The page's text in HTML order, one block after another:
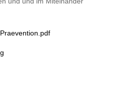
Praevention.pdf